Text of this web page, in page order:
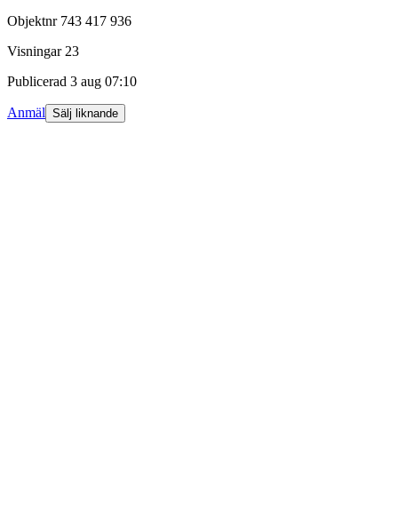
Objektnr 743 417 936
Visningar 23
Publicerad 3 aug 07:10
Anmäl Sälj liknande